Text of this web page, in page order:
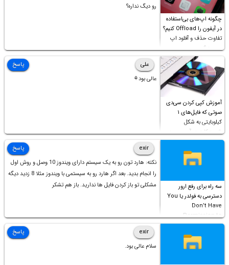
چگونه اپ‌های بی‌استفاده
در آیفون را Offload کنیم؟
تفاوت حذف و آفلود اپ
چیست؟
رو دیگ نداره؟
آموزش کپی کردن سی‌دی
صوتی که فایل‌های ۱
کیلوبایتی به شکل
شورت‌کات در آن موجود
است!
علی
عالی بود⚘
پاسخ
سه راه برای رفع ارور
دسترسی به فولدر یا You
Don’t Have
Permission to
Access this folder
exir
نکته: هارد تون رو به یک سیستم دارای ویندوز 10 وصل و روش اول
را انجام بدید. بعد اگر هارد رو به سیستمی با ویندوز مثلا 8 زدید دیگه
مشکلی تو باز کردن فایل ها ندارید. باز هم تشکر
پاسخ
exir
سلام عالی بود.
پاسخ